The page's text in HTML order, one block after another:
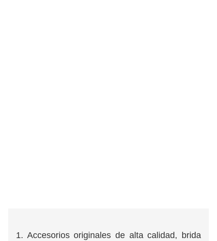
1. Accesorios originales de alta calidad, brida